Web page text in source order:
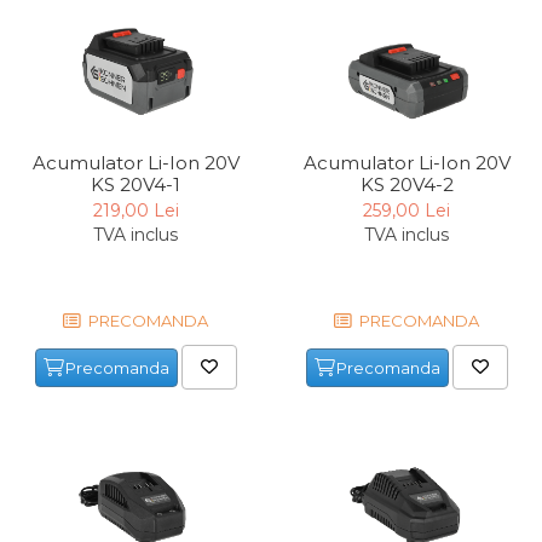
Electric
Suport Bormasina
Priza & prelungitoare
electrice
accesorii
si Orbitale
Generator Curent Electric
Acumulator Li-Ion 20V
KS 20V4-1
219,00 Lei
TVA inclus
PRECOMANDA
Precomanda
Acumulator Li-Ion 20V
KS 20V4-2
259,00 Lei
TVA inclus
PRECOMANDA
Precomanda